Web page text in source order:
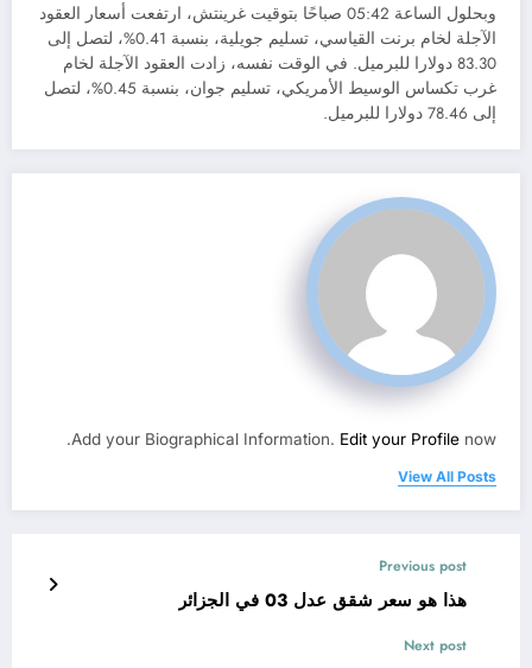
وبحلول الساعة 05:42 صباحًا بتوقيت غرينتش، ارتفعت أسعار العقود
الآجلة لخام برنت القياسي، تسليم جويلية، بنسبة 0.41%، لتصل إلى
83.30 دولارا للبرميل. في الوقت نفسه، زادت العقود الآجلة لخام
غرب تكساس الوسيط الأمريكي، تسليم جوان، بنسبة 0.45%، لتصل
إلى 78.46 دولارا للبرميل.
Add your Biographical Information. Edit your Profile now.
View All Posts
Previous post
هذا هو سعر شقق عدل 03 في الجزائر
Next post